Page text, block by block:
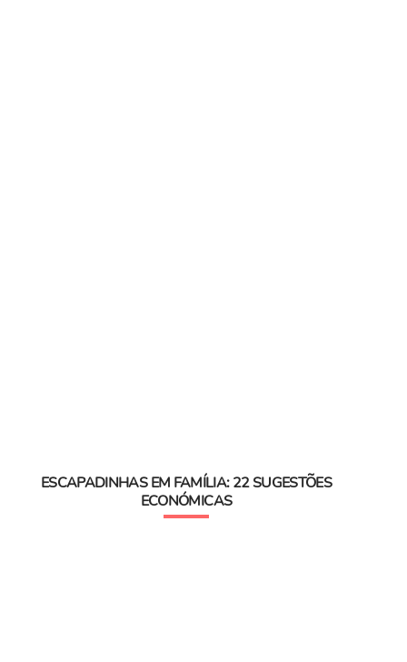
ESCAPADINHAS EM FAMÍLIA: 22 SUGESTÕES
ECONÓMICAS